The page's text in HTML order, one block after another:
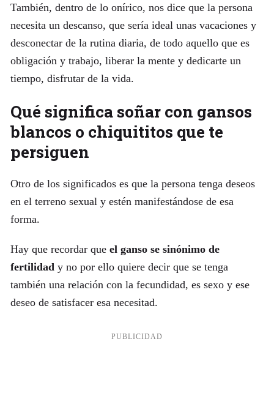
También, dentro de lo onírico, nos dice que la persona
necesita un descanso, que sería ideal unas vacaciones y
desconectar de la rutina diaria, de todo aquello que es
obligación y trabajo, liberar la mente y dedicarte un
tiempo, disfrutar de la vida.
Qué significa soñar con gansos
blancos o chiquititos que te
persiguen
Otro de los significados es que la persona tenga deseos
en el terreno sexual y estén manifestándose de esa
forma.
Hay que recordar que el ganso se sinónimo de
fertilidad y no por ello quiere decir que se tenga
también una relación con la fecundidad, es sexo y ese
deseo de satisfacer esa necesitad.